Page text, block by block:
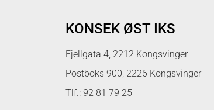
KONSEK ØST IKS
Fjellgata 4, 2212 Kongsvinger
Postboks 900, 2226 Kongsvinger
Tlf.: 92 81 79 25